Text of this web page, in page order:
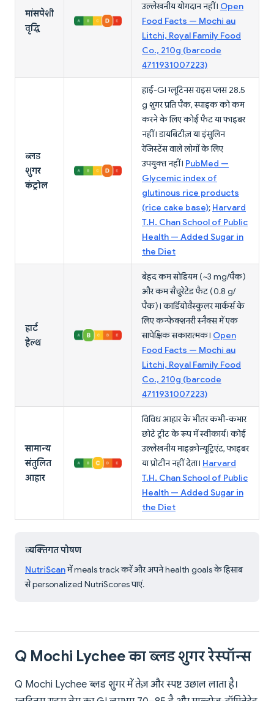
मांसपेशी
वृद्धि
उल्लेखनीय योगदान नहीं। Open
Food Facts — Mochi au
Litchi, Royal Family Food
Co., 210g (barcode
4711931007223)
ब्लड
शुगर
कंट्रोल
हाई-GI ग्लूटिनस राइस प्लस 28.5
g शुगर प्रति पैक, स्पाइक को कम
करने के लिए कोई फैट या फाइबर
नहीं। डायबिटीज़ या इंसुलिन
रेजिस्टेंस वाले लोगों के लिए
उपयुक्त नहीं। PubMed —
Glycemic index of
glutinous rice products
(rice cake base); Harvard
T.H. Chan School of Public
Health — Added Sugar in
the Diet
हार्ट
हेल्थ
बेहद कम सोडियम (~3 mg/पैक)
और कम सैचुरेटेड फैट (0.8 g/
पैक)। कार्डियोवैस्कुलर मार्कर्स के
लिए कन्फेक्शनरी स्नैक्स में एक
सापेक्षिक सकारात्मक। Open
Food Facts — Mochi au
Litchi, Royal Family Food
Co., 210g (barcode
4711931007223)
सामान्य
संतुलित
आहार
विविध आहार के भीतर कभी-कभार
छोटे ट्रीट के रूप में स्वीकार्य। कोई
उल्लेखनीय माइक्रोन्यूट्रिएंट, फाइबर
या प्रोटीन नहीं देता। Harvard
T.H. Chan School of Public
Health — Added Sugar in
the Diet
व्यक्तिगत पोषण
NutriScanमें meals track करें और अपने health goals के हिसाब
से personalized NutriScores पाएं.
Q Mochi Lychee का ब्लड शुगर रेस्पॉन्स
Q Mochi Lychee ब्लड शुगर में तेज़ और स्पष्ट उछाल लाता है।